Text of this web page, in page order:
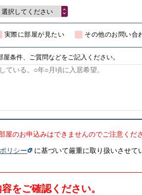
選択してください
実際に部屋が見たい その他のお問い合
条件、ご質問などをご記入ください。
のお申込みはできませんのでご注意くださ
リシー に基づいて厳重に取り扱いさせて
をご確認ください。